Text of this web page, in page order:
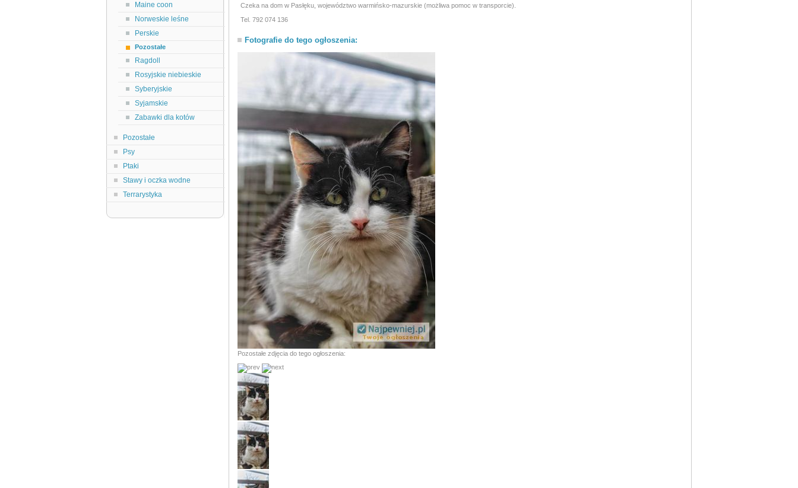
Maine coon
Norweskie leśne
Perskie
Pozostałe
Ragdoll
Rosyjskie niebieskie
Syberyjskie
Syjamskie
Zabawki dla kotów
Pozostałe
Psy
Ptaki
Stawy i oczka wodne
Terrarystyka
Czeka na dom w Pasłęku, województwo warmińsko-mazurskie (możliwa pomoc w transporcie).
Tel. 792 074 136
Fotografie do tego ogłoszenia:
Pozostałe zdjęcia do tego ogłoszenia: